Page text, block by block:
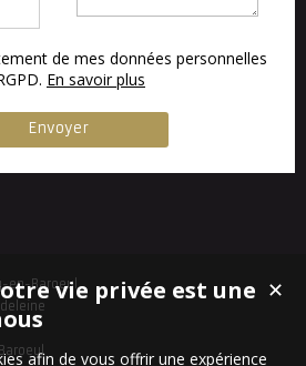
de mes données personnelles
En savoir plus
en-Baroeul
✕
vie privée est une
afin de vous offrir une expérience